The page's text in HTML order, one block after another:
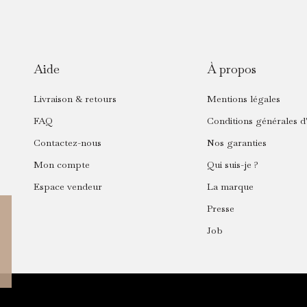
Aide
Livraison & retours
FAQ
Contactez-nous
Mon compte
Espace vendeur
À propos
Mentions légales
Conditions générales
Nos garanties
Qui suis-je ?
La marque
Presse
Job